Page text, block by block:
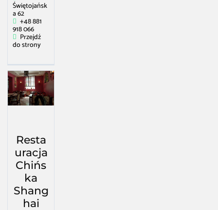
Świętojańsk
a 62
+48 881
918 066
Przejdź
do strony
Resta
uracja
Chińs
ka
Shang
hai